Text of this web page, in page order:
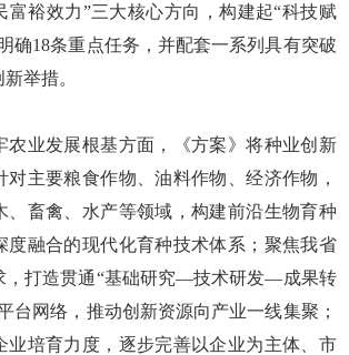
富裕效力”三大核心方向，构建起“科技赋
确18条重点任务，并配套一系列具有突破
举措。
业发展根基方面，《方案》将种业创新
对主要粮食作物、油料作物、经济作物，
、畜禽、水产等领域，构建前沿生物育种
度融合的现代化育种技术体系；聚焦我省
，打造贯通“基础研究—技术研发—成果转
台网络，推动创新资源向产业一线集聚；
业培育力度，逐步完善以企业为主体、市